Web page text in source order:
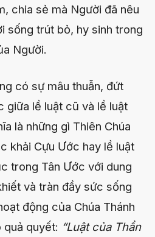
chia sẻ mà Người đã nêu
sống trút bỏ, hy sinh trong
Người.
có sự mâu thuẫn, đứt
giữa lề luật cũ và lề luật
là những gì Thiên Chúa
khải Cựu Ước hay lề luật
trong Tân Ước với dung
và tràn đầy sức sống
động của Chúa Thánh
quả quyết: “Luật của Thần